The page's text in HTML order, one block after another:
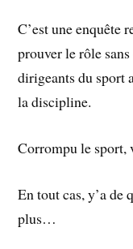
C’est une enquête
prouver le rôle
dirigeants du sport
la discipline.
Corrompu le sport,
En tout cas, y’a de
plus…